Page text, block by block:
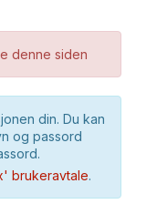
denne siden
din. Du kan
og passord
brukeravtale.